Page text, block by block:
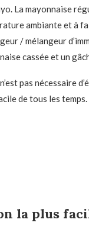
La mayonnaise
ambiante et à
/ mélangeur
cassée et un
pas nécessaire
de tous les temps.
la plus